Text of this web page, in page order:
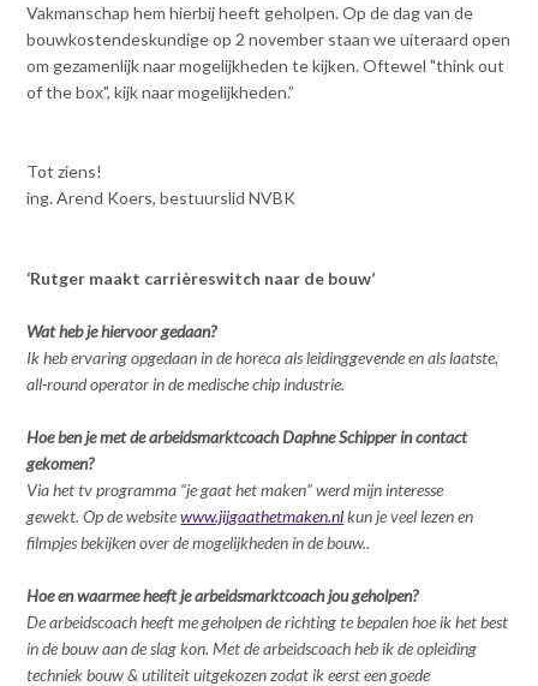
Vakmanschap hem hierbij heeft geholpen. Op de dag van de
bouwkostendeskundige op 2 november staan we uiteraard open
om gezamenlijk naar mogelijkheden te kijken. Oftewel "think out
of the box", kijk naar mogelijkheden.”
Tot ziens!
ing. Arend Koers, bestuurslid NVBK
‘Rutger maakt carrièreswitch naar de bouw’
Wat heb je hiervoor gedaan?
Ik heb ervaring opgedaan in de horeca als leidinggevende en als laatste,
all-round operator in de medische chip industrie.
Hoe ben je met de arbeidsmarktcoach Daphne Schipper in contact
gekomen?
Via het tv programma “je gaat het maken” werd mijn interesse
gewekt. Op de websitewww.jijgaathetmaken.nlkun je veel lezen en
filmpjes bekijken over de mogelijkheden in de bouw..
Hoe en waarmee heeft je arbeidsmarktcoach jou geholpen?
De arbeidscoach heeft me geholpen de richting te bepalen hoe ik het best
in de bouw aan de slag kon. Met de arbeidscoach heb ik de opleiding
techniek bouw & utiliteit uitgekozen zodat ik eerst een goede